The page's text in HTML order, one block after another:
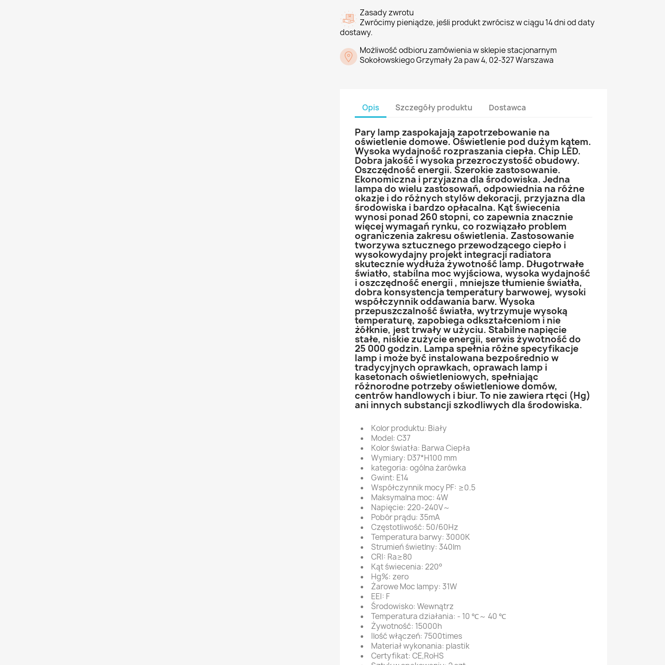
Zasady zwrotu
Zwrócimy pieniądze, jeśli produkt zwrócisz w ciągu 14 dni od daty
dostawy.
Możliwość odbioru zamówienia w sklepie stacjonarnym
Sokołowskiego Grzymały 2a paw 4, 02-327 Warszawa
Opis Szczegóły produktu Dostawca
Pary lamp zaspokajają zapotrzebowanie na
oświetlenie domowe. Oświetlenie pod dużym kątem.
Wysoka wydajność rozpraszania ciepła. Chip LED.
Dobra jakość i wysoka przezroczystość obudowy.
Oszczędność energii. Szerokie zastosowanie.
Ekonomiczna i przyjazna dla środowiska. Jedna
lampa do wielu zastosowań, odpowiednia na różne
okazje i do różnych stylów dekoracji, przyjazna dla
środowiska i bardzo opłacalna. Kąt świecenia
wynosi ponad 260 stopni, co zapewnia znacznie
więcej wymagań rynku, co rozwiązało problem
ograniczenia zakresu oświetlenia. Zastosowanie
tworzywa sztucznego przewodzącego ciepło i
wysokowydajny projekt integracji radiatora
skutecznie wydłuża żywotność lamp. Długotrwałe
światło, stabilna moc wyjściowa, wysoka wydajność
i oszczędność energii , mniejsze tłumienie światła,
dobra konsystencja temperatury barwowej, wysoki
współczynnik oddawania barw. Wysoka
przepuszczalność światła, wytrzymuje wysoką
temperaturę, zapobiega odkształceniom i nie
żółknie, jest trwały w użyciu. Stabilne napięcie
stałe, niskie zużycie energii, serwis żywotność do
25 000 godzin. Lampa spełnia różne specyfikacje
lamp i może być instalowana bezpośrednio w
tradycyjnych oprawkach, oprawach lamp i
kasetonach oświetleniowych, spełniając
różnorodne potrzeby oświetleniowe domów,
centrów handlowych i biur. To nie zawiera rtęci (Hg)
ani innych substancji szkodliwych dla środowiska.
Kolor produktu: Biały
Model: C37
Kolor światła: Barwa Ciepła
Wymiary: D37*H100 mm
kategoria: ogólna żarówka
Gwint: E14
Współczynnik mocy PF: ≥0.5
Maksymalna moc: 4W
Napięcie: 220-240V～
Pobór prądu: 35mA
Częstotliwość: 50/60Hz
Temperatura barwy: 3000K
Strumień świetlny: 340lm
CRI: Ra≥80
Kąt świecenia: 220°
Hg%: zero
Żarowe Moc lampy: 31W
EEI: F
Środowisko: Wewnątrz
Temperatura działania: - 10 ℃～ 40 ℃
Żywotność: 15000h
Ilość włączeń: 7500times
Materiał wykonania: plastik
Certyfikat: CE,RoHS